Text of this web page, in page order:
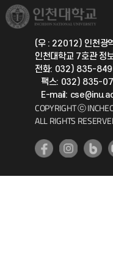
취업정보(학생)
총동문회
국제지원과
공자아카데미
기초교육원
공학교육혁신센터
대학생활상담센터
(우 : 22012) 인천광
인천대학교 7호관 정
전화: 032) 835-
팩스: 032) 835-
E-mail:
COPYRIGHT ⓒ
ALL RIGHTS